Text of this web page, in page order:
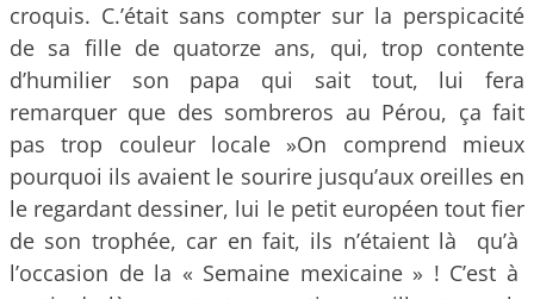
croquis. C.’était sans compter sur la perspicacité
de sa fille de quatorze ans, qui, trop contente
d’humilier son papa qui sait tout, lui fera
remarquer que des sombreros au Pérou, ça fait
pas trop couleur locale »On comprend mieux
pourquoi ils avaient le sourire jusqu’aux oreilles en
le regardant dessiner, lui le petit européen tout fier
de son trophée, car en fait, ils n’étaient là qu’à
l’occasion de la « Semaine mexicaine » ! C’est à